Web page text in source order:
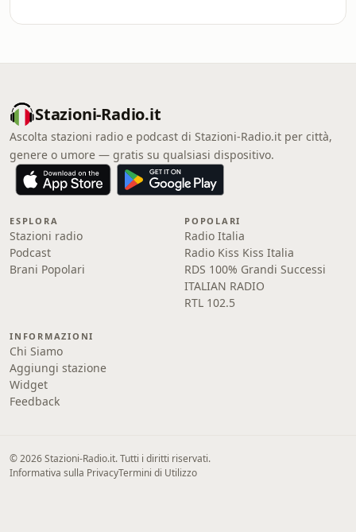
Stazioni-Radio.it
Ascolta stazioni radio e podcast di Stazioni-Radio.it per città,
genere o umore — gratis su qualsiasi dispositivo.
ESPLORA
Stazioni radio
Podcast
Brani Popolari
POPOLARI
Radio Italia
Radio Kiss Kiss Italia
RDS 100% Grandi Successi
ITALIAN RADIO
RTL 102.5
INFORMAZIONI
Chi Siamo
Aggiungi stazione
Widget
Feedback
© 2026 Stazioni-Radio.it. Tutti i diritti riservati.
Informativa sulla PrivacyTermini di Utilizzo